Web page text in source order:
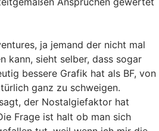
ja jemand der nicht mal
kann, sieht selber, dass sogar
bessere Grafik hat als BF, von
ganz zu schweigen.
der Nostalgiefaktor hat
Frage ist halt ob man sich